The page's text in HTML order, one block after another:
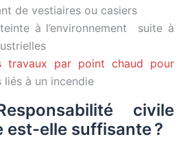
de vestiaires ou casiers
à l’environnement suite à
travaux par point chaud pour
à un incendie
civile
est-elle suffisante ?